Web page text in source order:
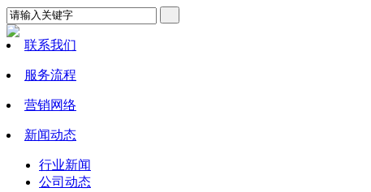
联系我们
服务流程
营销网络
新闻动态
行业新闻
公司动态